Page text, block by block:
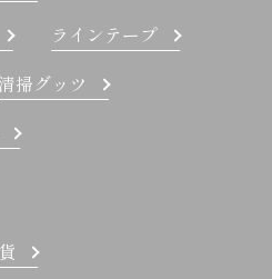
ラインテープ
清掃グッツ